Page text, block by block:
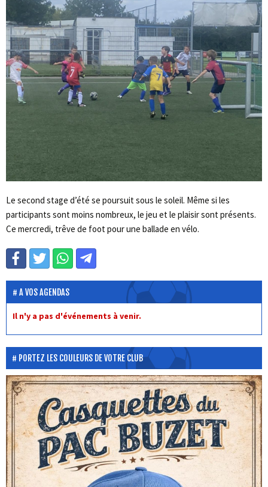
Le second stage d’été se poursuit sous le soleil. Même si les
participants sont moins nombreux, le jeu et le plaisir sont présents.
Ce mercredi, trêve de foot pour une ballade en vélo.
A VOS AGENDAS
Il n'y a pas d'événements à venir.
PORTEZ LES COULEURS DE VOTRE CLUB